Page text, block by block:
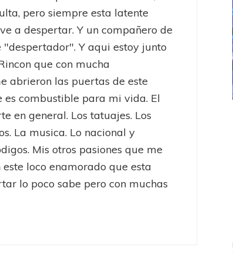
pero siempre esta latente
a despertar. Y un compañero de
Y aqui estoy junto
que con mucha
abrieron las puertas de este
combustible para mi vida. El
en general. Los tatuajes. Los
La musica. Lo nacional y
Mis otros pasiones que me
loco enamorado que esta
lo poco sabe pero con muchas
LANÚS UEFA CHAMPIONS LEAGUE
PSG celebró el bicampeonato